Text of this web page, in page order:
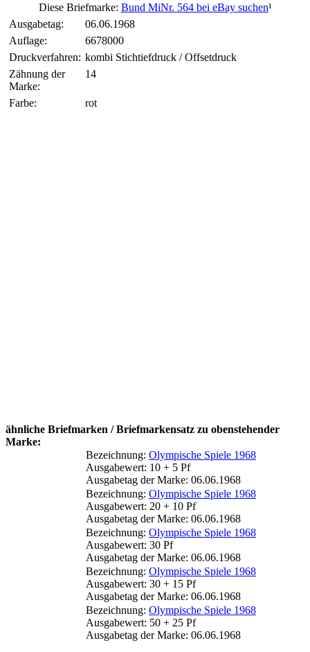
Diese Briefmarke: Bund MiNr. 564 bei eBay suchen¹
Ausgabetag:
06.06.1968
Auflage:
6678000
Druckverfahren: kombi Stichtiefdruck / Offsetdruck
Zähnung der
Marke:
14
Farbe: rot
ähnliche Briefmarken / Briefmarkensatz zu obenstehender
Marke:
Bezeichnung: Olympische Spiele 1968
Ausgabewert: 10 + 5 Pf
Ausgabetag der Marke: 06.06.1968
Bezeichnung: Olympische Spiele 1968
Ausgabewert: 20 + 10 Pf
Ausgabetag der Marke: 06.06.1968
Bezeichnung: Olympische Spiele 1968
Ausgabewert: 30 Pf
Ausgabetag der Marke: 06.06.1968
Bezeichnung: Olympische Spiele 1968
Ausgabewert: 30 + 15 Pf
Ausgabetag der Marke: 06.06.1968
Bezeichnung: Olympische Spiele 1968
Ausgabewert: 50 + 25 Pf
Ausgabetag der Marke: 06.06.1968